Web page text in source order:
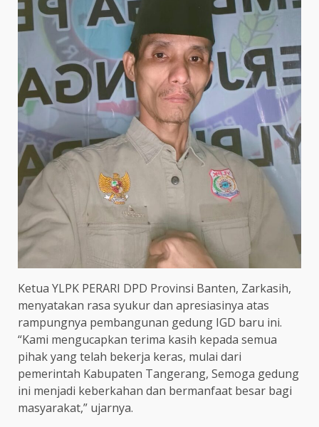
Ketua YLPK PERARI DPD Provinsi Banten, Zarkasih,
menyatakan rasa syukur dan apresiasinya atas
rampungnya pembangunan gedung IGD baru ini.
“Kami mengucapkan terima kasih kepada semua
pihak yang telah bekerja keras, mulai dari
pemerintah Kabupaten Tangerang, Semoga gedung
ini menjadi keberkahan dan bermanfaat besar bagi
masyarakat,” ujarnya.